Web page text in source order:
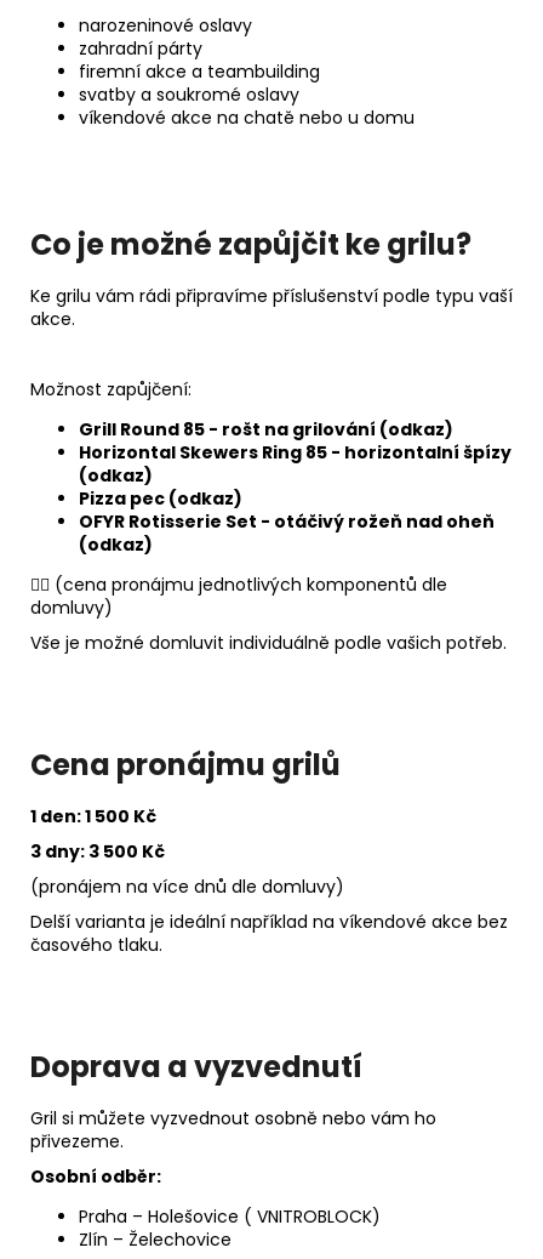
narozeninové oslavy
zahradní párty
firemní akce a teambuilding
svatby a soukromé oslavy
víkendové akce na chatě nebo u domu
Co je možné zapůjčit ke grilu?
Ke grilu vám rádi připravíme příslušenství podle typu vaší
akce.
Možnost zapůjčení:
Grill Round 85 - rošt na grilování (odkaz)
Horizontal Skewers Ring 85 - horizontalní špízy
(odkaz)
Pizza pec (odkaz)
OFYR Rotisserie Set - otáčivý rožeň nad oheň
(odkaz)
👉🏻 (cena pronájmu jednotlivých komponentů dle
domluvy)
Vše je možné domluvit individuálně podle vašich potřeb.
Cena pronájmu grilů
1 den: 1 500 Kč
3 dny: 3 500 Kč
(pronájem na více dnů dle domluvy)
Delší varianta je ideální například na víkendové akce bez
časového tlaku.
Doprava a vyzvednutí
Gril si můžete vyzvednout osobně nebo vám ho
přivezeme.
Osobní odběr:
Praha – Holešovice ( VNITROBLOCK)
Zlín – Želechovice